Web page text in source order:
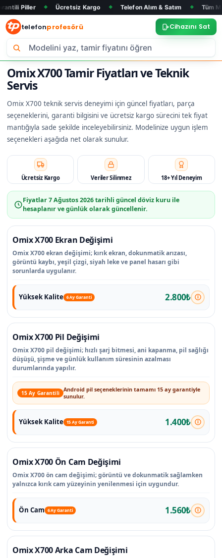
◆ Ücretsiz Kargo ◆ Telefon Alım & Satım ◆ Tüm Marka ve
telefonprofesörü Cihazını Sat
Omix X700 Tamir Fiyatları ve Teknik
Servis
Omix X700 teknik servis deneyimi için güncel fiyatları, parça
seçeneklerini, garanti bilgisini ve ücretsiz kargo sürecini tek fiyat
mantığıyla sade şekilde inceleyebilirsiniz. Modelinize uygun işlem
seçenekleri aşağıda net olarak sunulur.
Ücretsiz Kargo Veriler Silinmez 18+ Yıl Deneyim
Fiyatlar7 Ağustos 2026tarihli güncel döviz kuru ile
hesaplanır ve günlük olarak güncellenir.
Omix X700 Ekran Değişimi
Omix X700 ekran değişimi; kırık ekran, dokunmatik arızası,
görüntü kaybı, yeşil çizgi, siyah leke ve panel hasarı gibi
sorunlarda uygulanır.
Yüksek Kalite 6 Ay Garanti 2.800₺
Omix X700 Pil Değişimi
Omix X700 pil değişimi; hızlı şarj bitmesi, ani kapanma, pil sağlığı
düşüşü, şişme ve günlük kullanım süresinin azalması
durumlarında yapılır.
15 Ay Garantili Android pil seçeneklerinin tamamı 15 ay garantiyle
sunulur.
Yüksek Kalite 15 Ay Garanti 1.400₺
Omix X700 Ön Cam Değişimi
Omix X700 ön cam değişimi; görüntü ve dokunmatik sağlamken
yalnızca kırık cam yüzeyinin yenilenmesi için uygundur.
Ön Cam 6 Ay Garanti 1.560₺
Omix X700 Arka Cam Değişimi